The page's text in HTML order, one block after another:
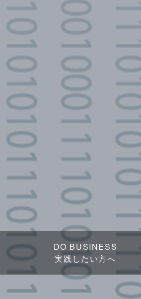
DO BUSINESS
実践したい方へ